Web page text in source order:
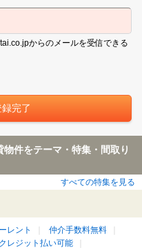
からのメールを受信できる
件をテーマ・特集・間取り
すべての特集を見る
レント
仲介手数料無料
レジット払い可能